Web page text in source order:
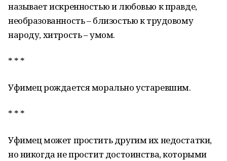
называет искренностью и любовью к правде,
необразованность – близостью к трудовому
народу, хитрость – умом.
* * *
Уфимец рождается морально устаревшим.
* * *
Уфимец может простить другим их недостатки,
но никогда не простит достоинства, которыми